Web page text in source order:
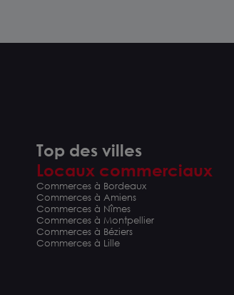
Top des villes
Locaux commerciaux
Commerces à Bordeaux
Commerces à Amiens
Commerces à Nîmes
Commerces à Montpellier
Commerces à Béziers
Commerces à Lille